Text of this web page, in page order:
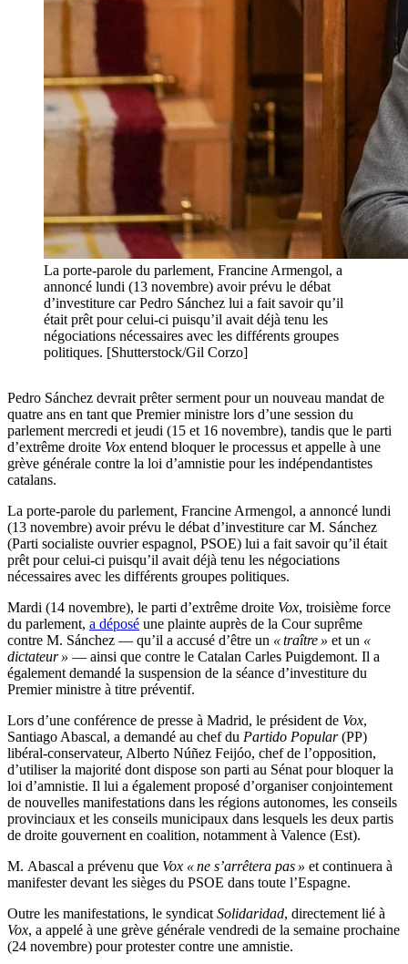
La porte-parole du parlement, Francine Armengol, a
annoncé lundi (13 novembre) avoir prévu le débat
d’investiture car Pedro Sánchez lui a fait savoir qu’il
était prêt pour celui-ci puisqu’il avait déjà tenu les
négociations nécessaires avec les différents groupes
politiques. [Shutterstock/Gil Corzo]
Pedro Sánchez devrait prêter serment pour un nouveau mandat de
quatre ans en tant que Premier ministre lors d’une session du
parlement mercredi et jeudi (15 et 16 novembre), tandis que le parti
d’extrême droite Vox entend bloquer le processus et appelle à une
grève générale contre la loi d’amnistie pour les indépendantistes
catalans.
La porte-parole du parlement, Francine Armengol, a annoncé lundi
(13 novembre) avoir prévu le débat d’investiture car M. Sánchez
(Parti socialiste ouvrier espagnol, PSOE) lui a fait savoir qu’il était
prêt pour celui-ci puisqu’il avait déjà tenu les négociations
nécessaires avec les différents groupes politiques.
Mardi (14 novembre), le parti d’extrême droite Vox, troisième force
du parlement, a déposé une plainte auprès de la Cour suprême
contre M. Sánchez — qu’il a accusé d’être un « traître » et un «
dictateur » — ainsi que contre le Catalan Carles Puigdemont. Il a
également demandé la suspension de la séance d’investiture du
Premier ministre à titre préventif.
Lors d’une conférence de presse à Madrid, le président de Vox,
Santiago Abascal, a demandé au chef du Partido Popular(PP)
libéral-conservateur, Alberto Núñez Feijóo, chef de l’opposition,
d’utiliser la majorité dont dispose son parti au Sénat pour bloquer la
loi d’amnistie. Il lui a également proposé d’organiser conjointement
de nouvelles manifestations dans les régions autonomes, les conseils
provinciaux et les conseils municipaux dans lesquels les deux partis
de droite gouvernent en coalition, notamment à Valence (Est).
M. Abascal a prévenu que Vox « ne s’arrêtera pas » et continuera à
manifester devant les sièges du PSOE dans toute l’Espagne.
Outre les manifestations, le syndicat Solidaridad, directement lié à
Vox, a appelé à une grève générale vendredi de la semaine prochaine
(24 novembre) pour protester contre une amnistie.